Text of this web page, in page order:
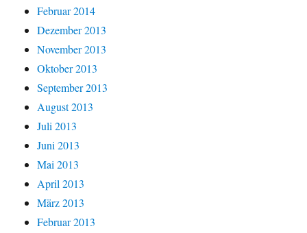
Februar 2014
Dezember 2013
November 2013
Oktober 2013
September 2013
August 2013
Juli 2013
Juni 2013
Mai 2013
April 2013
März 2013
Februar 2013